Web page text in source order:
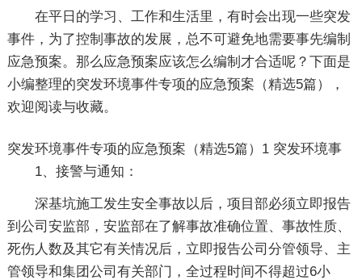
在平日的学习、工作和生活里，有时会出现一些突发
事件，为了控制事故的发展，总不可避免地需要事先编制
应急预案。那么应急预案应该怎么编制才合适呢？下面是
小编整理的突发环境事件专项的应急预案（精选5篇），
欢迎阅读与收藏。
突发环境事件专项的应急预案（精选5篇）1
1、接警与通知：
深基坑施工发生安全事故以后，项目部必须立即报告
到公司安监部，安监部在了解事故准确位置、事故性质、
死伤人数及其它有关情况后，立即报告公司分管领导、主
管领导和集团公司有关部门，全过程时间不得超过6小
突发环境事